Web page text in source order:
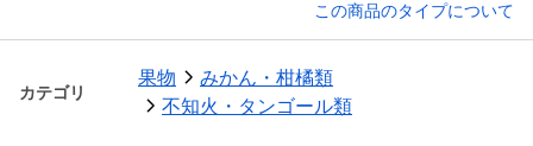
この商品のタイプについて
カテゴリ
果物
みかん・柑橘類
不知火・タンゴール類